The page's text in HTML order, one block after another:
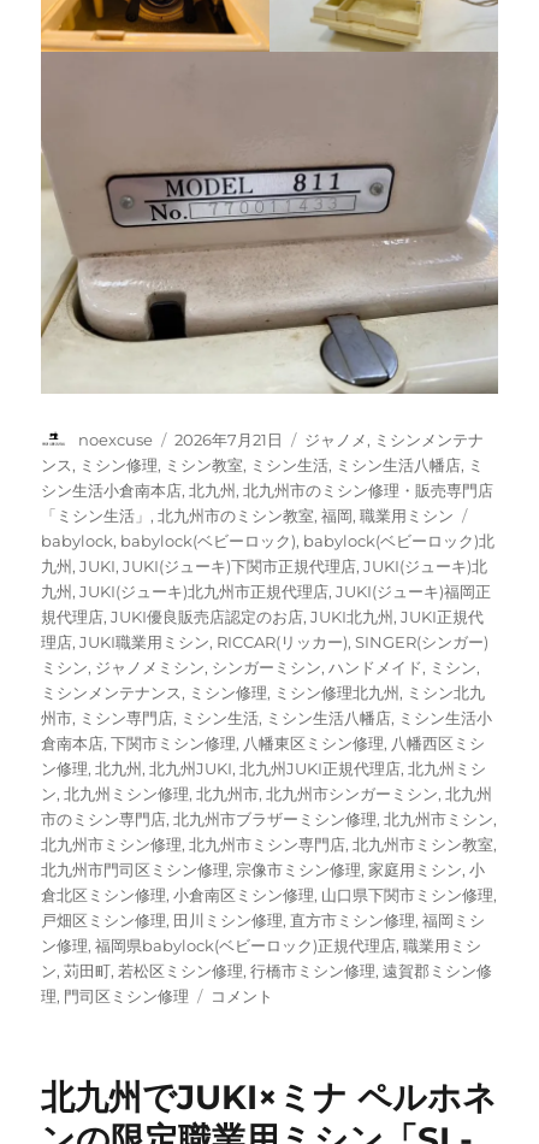
投
稿
者
noexcuse
投
稿
日:
2026年7月21日
カ
テ
ゴ
リ
ー
ジャノメ, ミシンメンテナ
ンス, ミシン修理, ミシン教室, ミシン生活, ミシン生活八幡店, ミ
シン生活小倉南本店,北九州 ,北九州市のミシン修理・販売専門店
「ミシン生活」 ,北九州市のミシン教室,福岡,職業用ミシン
グ
babylock, babylock(ベビーロック), babylock(ベビーロック)北
九州 ,JUKI,JUKI(ジューキ)下関市正規代理店,JUKI(ジューキ)北
九州 ,JUKI(ジューキ)北九州市正規代理店,JUKI(ジューキ)福岡正
規代理店,JUKI優良販売店認定のお店,JUKI北九州 ,JUKI正規代
理店,JUKI職業用ミシン, RICCAR(リッカー),SINGER(シンガー)
ミシン, ジャノメミシン, シンガーミシン,ハンドメイド, ミシン,
ミシンメンテナンス, ミシン修理, ミシン修理北九州 , ミシン北九
州市, ミシン専門店, ミシン生活, ミシン生活八幡店, ミシン生活小
倉南本店,下関市ミシン修理, 八幡東区ミシン修理, 八幡西区ミシ
ン修理,北九州 ,北九州JUKI,北九州JUKI正規代理店,北九州ミシ
ン,北九州ミシン修理,北九州市,北九州市シンガーミシン,北九州
市のミシン専門店,北九州市ブラザーミシン修理,北九州市ミシン,
北九州市ミシン修理,北九州市ミシン専門店,北九州市ミシン教室,
北九州市門司区ミシン修理, 宗像市ミシン修理,家庭用ミシン,小
倉北区ミシン修理,小倉南区ミシン修理, 山口県下関市ミシン修理,
戸畑区ミシン修理, 田川ミシン修理, 直方市ミシン修理,福岡ミシ
ン修理,福岡県babylock(ベビーロック)正規代理店,職業用ミシ
ン,苅田町, 若松区ミシン修理,行橋市ミシン修理,遠賀郡ミシン修
理, 門司区ミシン修理
【ジ
811
型
コメント
北九州でJUKI×ミナ ペルホネ